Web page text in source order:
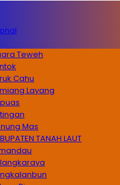
Teweh
Cahu
Layang
Mas
TANAH LAUT